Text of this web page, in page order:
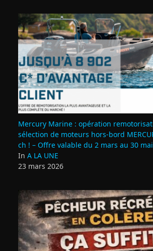
Mercury Marine : opération
sélection de moteurs hors-bord
ch ! – Offre valable du 2 mars au 30
In A LA UNE
23 mars 2026